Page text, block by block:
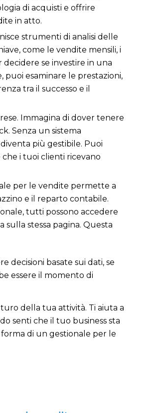
di acquisti e offrire
in atto.
strumenti di analisi delle
come le vendite mensili, i
se investire in una
esaminare le prestazioni,
tra il successo e il
Immagina di dover tenere
Senza un sistema
più gestibile. Puoi
i tuoi clienti ricevano
per le vendite permette a
e il reparto contabile.
tutti possono accedere
stessa pagina. Questa
decisioni basate sui dati, se
essere il momento di
della tua attività. Ti aiuta a
senti che il tuo business sta
di un gestionale per le